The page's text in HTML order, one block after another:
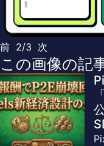
前 2/3 次
この画像の記